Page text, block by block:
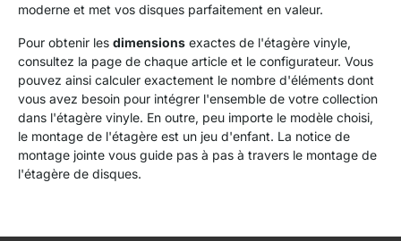
moderne et met vos disques parfaitement en valeur.
Pour obtenir les dimensions exactes de l'étagère vinyle,
consultez la page de chaque article et le configurateur. Vous
pouvez ainsi calculer exactement le nombre d'éléments dont
vous avez besoin pour intégrer l'ensemble de votre collection
dans l'étagère vinyle. En outre, peu importe le modèle choisi,
le montage de l'étagère est un jeu d'enfant. La notice de
montage jointe vous guide pas à pas à travers le montage de
l'étagère de disques.